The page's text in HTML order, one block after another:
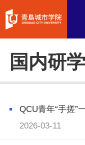
国内研学
QCU青年“手搓”
2026-03-11